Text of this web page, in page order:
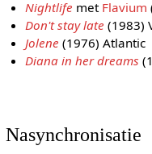
Nightlife met Flavium
Don't stay late (1983)
Jolene (1976) Atlantic
Diana in her dreams
Nasynchronisatie